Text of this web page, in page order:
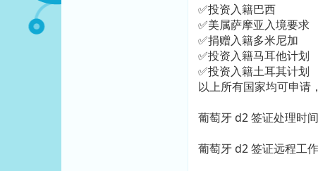
✅投资入籍巴西
✅美属萨摩亚入境要求
✅捐赠入籍多米尼加
✅投资入籍马耳他计划
✅投资入籍土耳其计划
以上所有国家均可申请
葡萄牙 d2 签证处理时间
葡萄牙 d2 签证远程工作